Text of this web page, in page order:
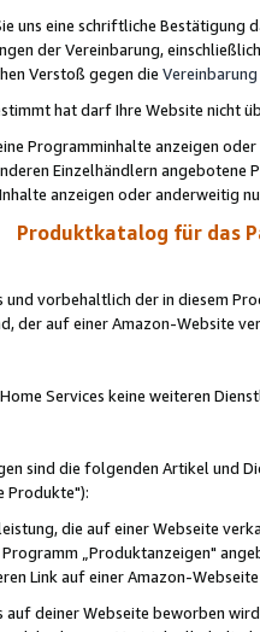
uns eine schriftliche
der Vereinbarung,
Verstoß gegen die Vereinbarung
hat darf Ihre Website nicht
Programminhalte anzeigen
Einzelhändlern
anzeigen oder anderweitig
Produktkatalog für das
und vorbehaltlich der in diesem
der auf einer Amazon-Website
Services keine weiteren
sind die folgenden Artikel und
Produkte"):
die auf einer Webseite
„Produktanzeigen"
Link auf einer Amazon-
deiner Webseite beworben